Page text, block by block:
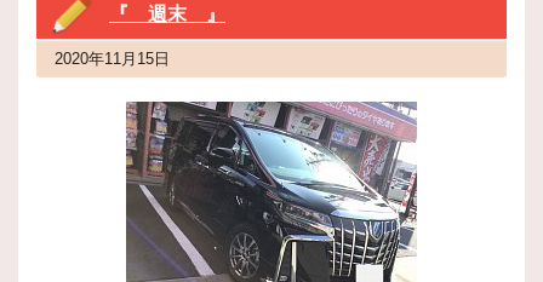
『 週末 』
2020年11月15日